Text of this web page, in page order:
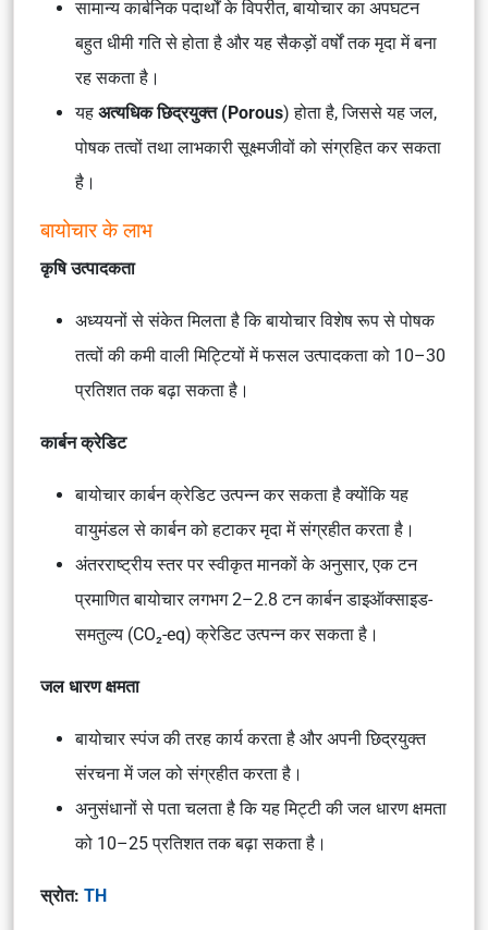
सामान्य कार्बनिक पदार्थों के विपरीत, बायोचार का अपघटन
बहुत धीमी गति से होता है और यह सैकड़ों वर्षों तक मृदा में बना
रह सकता है।
यह अत्यधिक छिद्रयुक्त (Porous) होता है, जिससे यह जल,
पोषक तत्वों तथा लाभकारी सूक्ष्मजीवों को संग्रहित कर सकता
है।
बायोचार के लाभ
कृषि उत्पादकता
अध्ययनों से संकेत मिलता है कि बायोचार विशेष रूप से पोषक
तत्वों की कमी वाली मिट्टियों में फसल उत्पादकता को 10–30
प्रतिशत तक बढ़ा सकता है।
कार्बन क्रेडिट
बायोचार कार्बन क्रेडिट उत्पन्न कर सकता है क्योंकि यह
वायुमंडल से कार्बन को हटाकर मृदा में संग्रहीत करता है।
अंतरराष्ट्रीय स्तर पर स्वीकृत मानकों के अनुसार, एक टन
प्रमाणित बायोचार लगभग 2–2.8 टन कार्बन डाइऑक्साइड-
समतुल्य (CO₂-eq) क्रेडिट उत्पन्न कर सकता है।
जल धारण क्षमता
बायोचार स्पंज की तरह कार्य करता है और अपनी छिद्रयुक्त
संरचना में जल को संग्रहीत करता है।
अनुसंधानों से पता चलता है कि यह मिट्टी की जल धारण क्षमता
को 10–25 प्रतिशत तक बढ़ा सकता है।
स्रोत: TH